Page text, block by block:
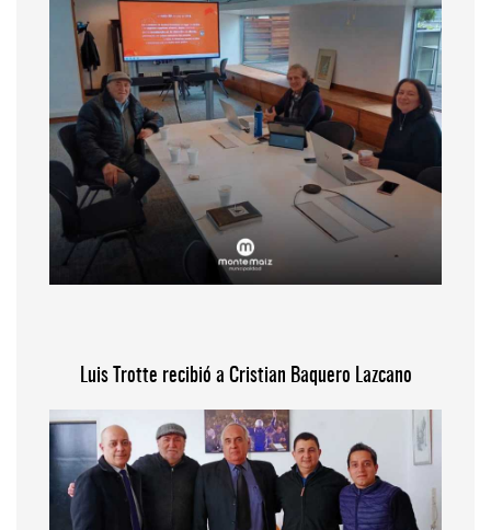
Luis Trotte recibió a Cristian Baquero Lazcano